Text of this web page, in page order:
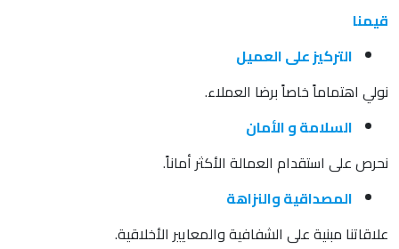
قيمنا
التركيز على العميل
نولي اهتماماً خاصاً برضا العملاء.
السلامة و الأمان
نحرص على استقدام العمالة الأكثر أماناً.
المصداقية والنزاهة
علاقاتنا مبنية على الشفافية والمعايير الأخلاقية.